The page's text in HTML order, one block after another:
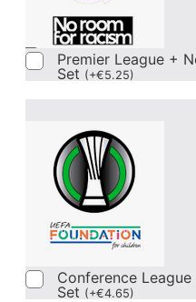
Premier League +
Set (+€5.25)
Conference
Set (+€4.65)